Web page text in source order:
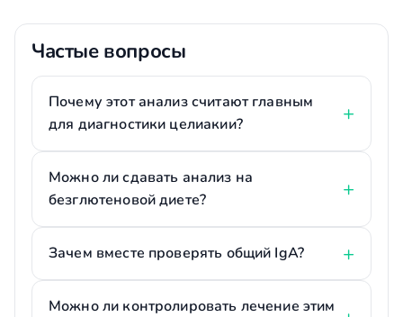
Частые вопросы
Почему этот анализ считают главным
для диагностики целиакии?
Можно ли сдавать анализ на
безглютеновой диете?
Зачем вместе проверять общий IgA?
Можно ли контролировать лечение этим